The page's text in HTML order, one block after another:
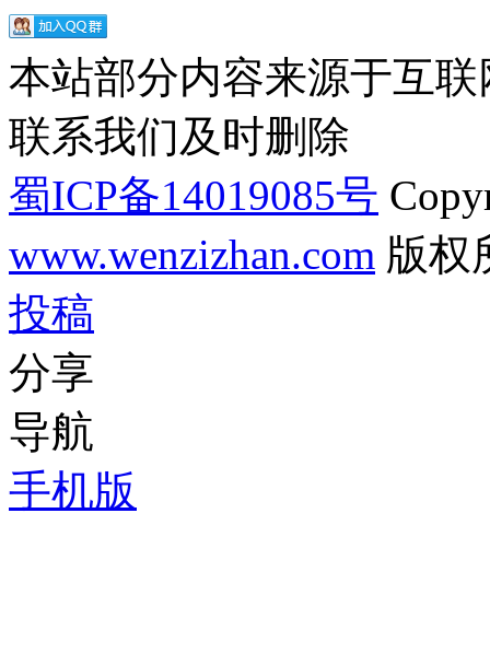
本站部分内容来源于互
联系我们及时删除
蜀ICP备14019085号
www.wenzizhan.com 版权
投稿
分享
导航
手机版